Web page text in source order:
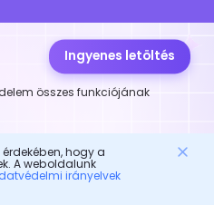
Ingyenes letöltés
összes funkciójának
minket
Technology Co., Ltd.
hogy a
A weboldalunk
irányelvek